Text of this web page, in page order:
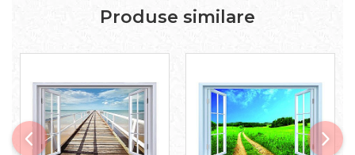
Produse similare